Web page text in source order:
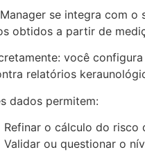
se integra com o
obtidos a partir de
você
relatórios
dados permitem:
Refinar o cálculo do
Validar ou questionar o